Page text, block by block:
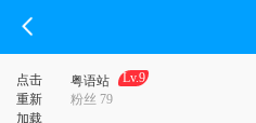
点击
重新
加载
粤语站
Lv.9
粉丝 79